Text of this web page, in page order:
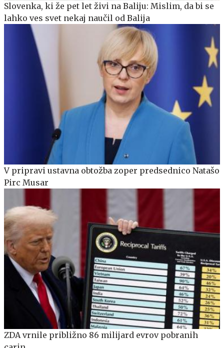
Slovenka, ki že pet let živi na Baliju: Mislim, da bi se
lahko ves svet nekaj naučil od Balija
V pripravi ustavna obtožba zoper predsednico Natašo
Pirc Musar
ZDA vrnile približno 86 milijard evrov pobranih